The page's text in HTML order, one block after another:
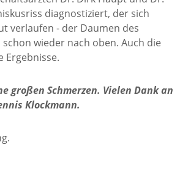
diagnostiziert, der sich
verlaufen - der Daumen des
wieder nach oben. Auch die
Ergebnisse.
großen Schmerzen. Vielen Dank an
Klockmann.